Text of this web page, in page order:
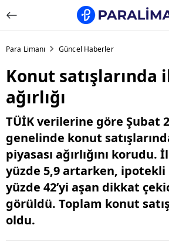
Para Limanı Güncel Haberler
Konut satışlarında
ağırlığı
TÜİK verilerine göre Şubat
genelinde konut
piyasası ağırlığını korudu.
yüzde 5,9 artarken, ipotekli
yüzde 42’yi aşan dikkat
görüldü. Toplam konut
oldu.